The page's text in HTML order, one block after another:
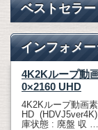
ベストセラー
インフォメ
4K2Kループ動
0×2160 UHD
4K2Kループ動画
HD
庫状態 : 廃盤 収 …